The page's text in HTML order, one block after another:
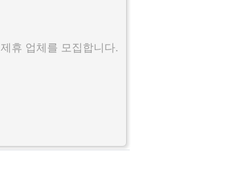
제휴 업체를 모집합니다.